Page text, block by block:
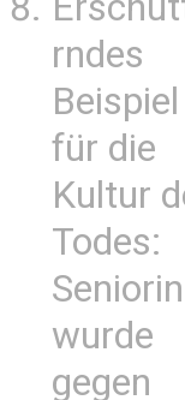
rndes
Beispiel
für die
Kultur
Todes:
Seniorin
wurde
gegen